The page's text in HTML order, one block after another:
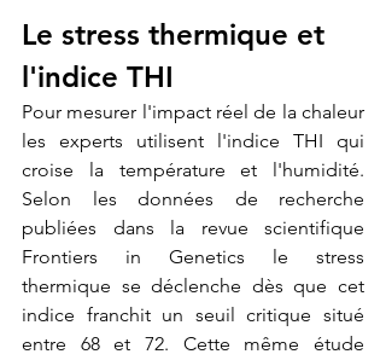
Le stress thermique et
l'indice THI
Pour mesurer l'impact réel de la chaleur
les experts utilisent l'indice THI qui
croise la température et l'humidité.
Selon les données de recherche
publiées dans la revue scientifique
Frontiers in Genetics le stress
thermique se déclenche dès que cet
indice franchit un seuil critique situé
entre 68 et 72. Cette même étude